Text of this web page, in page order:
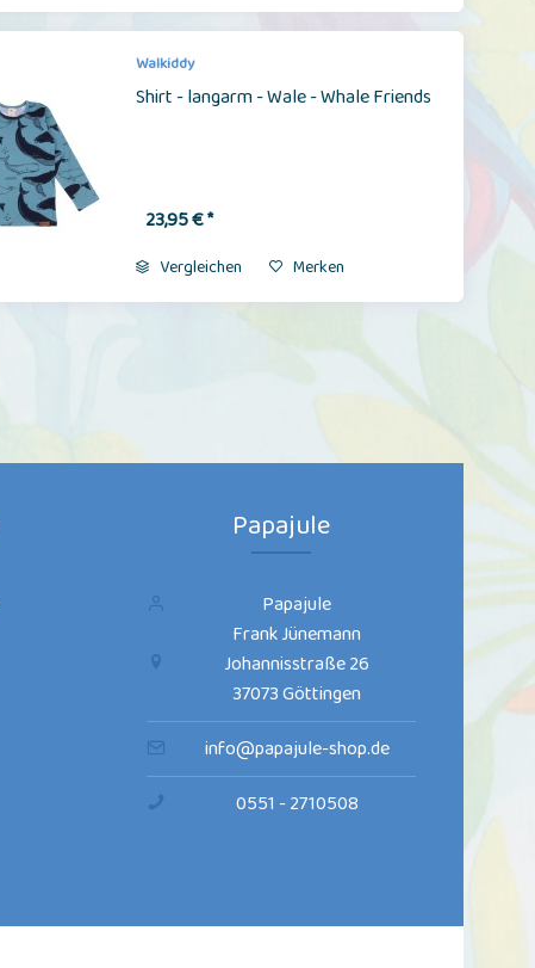
Walkiddy
Shirt - langarm - Wale - Whale Friends
23,95 € *
Vergleichen Merken
Papajule
Papajule
Frank Jünemann
Johannisstraße 26
37073 Göttingen
info@papajule-shop.de
0551 - 2710508